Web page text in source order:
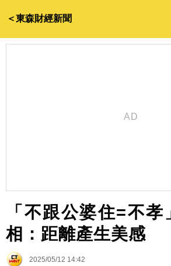
＜東森財經新聞
「不跟公婆住=不
相：距離產生美感
2025/05/12 14:42